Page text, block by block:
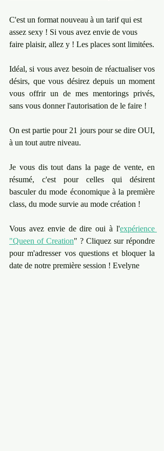
C'est un format nouveau à un tarif qui est
assez sexy ! Si vous avez envie de vous
faire plaisir, allez y ! Les places sont limitées.
Idéal, si vous avez besoin de réactualiser vos
désirs, que vous désirez depuis un moment
vous offrir un de mes mentorings privés,
sans vous donner l'autorisation de le faire !
On est partie pour 21 jours pour se dire OUI,
à un tout autre niveau.
Je vous dis tout dans la page de vente, en
résumé, c'est pour celles qui désirent
basculer du mode économique à la première
class, du mode survie au mode création !
Vous avez envie de dire oui à l'expérience
"Queen of Creation" ? Cliquez sur répondre
pour m'adresser vos questions et bloquer la
date de notre première session ! Evelyne